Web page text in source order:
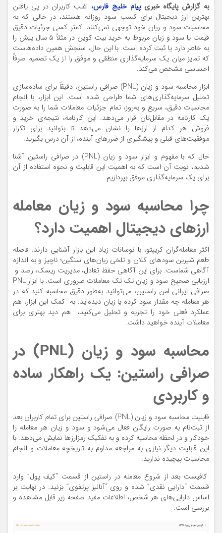
به گزارش پایگاه خبریپیام خلیج فارس، اغلب کاربران در پی یافتن
بهترین ارز دیجیتال برای کسب سود روزانه هستند، در حالی که به
محاسبات سود و زیان خود توجهی نمی‌کنند. کمتر کسی جزئیات دقیق
قیمت یا سود و زیان مربوط به خرید بیت کوین در مثلاً ۵ سال پیش را
به خاطر دارد یا ثبت کرده است. با این حال، سنجش همین داده‌هاست
که تمایز میان یک سرمایه‌گذاری منطقی و موفق را از یک تصمیم صرفاً
احساسی مشخص می‌کند.
ابزار محاسبه سود و زیان (PNL) صرافی راستین، دقیقاً برای ساده‌سازی
تحلیل سرمایه‌گذاری‌های شما طراحی شده است. این ابزار، با انجام
محاسبات دقیق، سریع و به‌روز، تمام جزئیات معاملات شما را به صورت
یک کارنامه در مقابل‌تان قرار می‌دهد. این کارنامه، نتیجه‌ی خرید و
فروش هر کدام از ارزها را نشان می‌دهد تا بتوانید برای تکرار
موفقیت‌های قبلی و پیشگیری از ضررهای آینده، از آن درس بگیرید.
حال که با مفهوم و ابزار سود و زیان (PNL) در صرافی راستین آشنا
شدیم، نوبت آن است که به اهمیت این قابلیت و نحوه استفاده از آن
برای یک سرمایه‌گذاری موفق بپردازیم.
چرا محاسبه سود و زیان معامله
ارزهای دیجیتال اهمیت دارد؟
اکثر معامله‌گران کریپتو، با نوسانات زیاد این بازار آشنایی دارند. فاصله
طعم شیرین سودهای کلان و تلخی زیان‌های سنگین؛ ناچیز و به اندازه
آگاهی شماست. برای این آگاهی حفظ تعادل، مدیریت ریسک، رصد و
ارزیابی صحیح سود و زیان تک تک معاملات ضروری است. با ابزار PNL
صرافی ایرانی امن راستین، می‌توانید به‌طور دقیق محاسبه کنید که در
هر معامله چه مقدار سود کرده یا زیان دیده‌اید. به کمک این ابزار، هم
عملکرد فعلی خود را تجزیه و تحلیل می‌کنید، هم دید بهتری برای
معاملات آینده خواهید داشت.
محاسبه سود و زیان (PNL) در
صرافی راستین: یک راهکار ساده
و کاربردی
قابلیت محاسبه سود و زیان (PNL) صرافی راستین برای تمام کاربران بعد
از ثبت‌نام به صورت رایگان فعال می‌شود و سود و زیان هر معامله را
خودکار و در لحظه محاسبه کرده و به تفکیک رمزارزها نمایش می‌دهد. با
این قابلیت دیگر نیازی به مراجعه مداوم به تاریخچه معاملات و انجام
محاسبات پیچیده ندارید.
کافیست بعد از شروع معامله در راستین از قسمت “کیف پول” وارد
قسمت “دارایی نقدی” شده و روی “آنالیز پرتفوی” بزنید. در نهایت بر
اساس دارایی‌های هر شخص، اطلاعات مفید صفحه زیر قابل مشاهده و
بررسی است: